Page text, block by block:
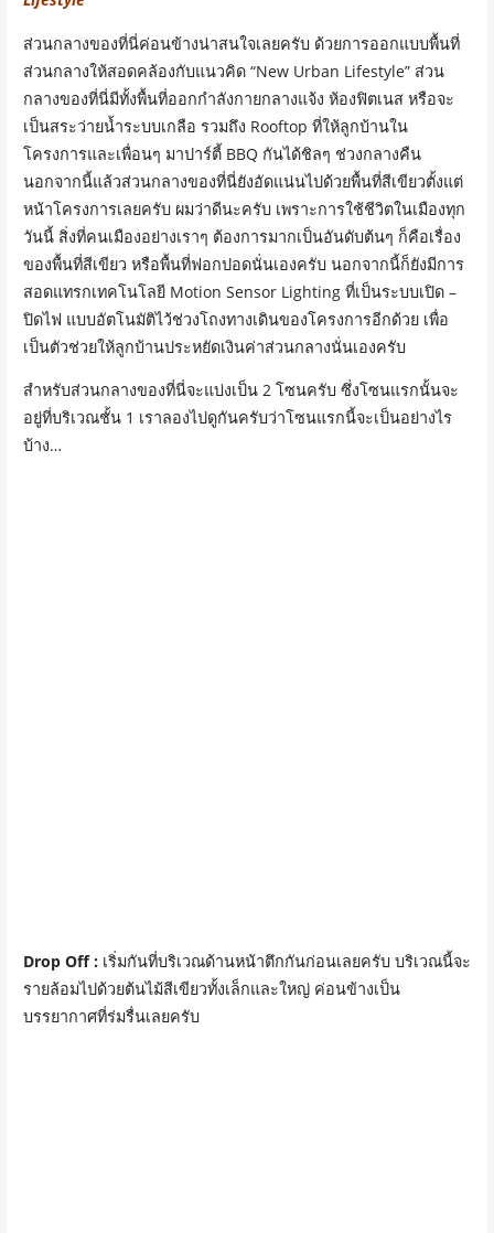
ส่วนกลางของที่นี่ค่อนข้างน่าสนใจเลยครับ ด้วยการออกแบบพื้นที่
ส่วนกลางให้สอดคล้องกับแนวคิด “New Urban Lifestyle” ส่วน
กลางของที่นี่มีทั้งพื้นที่ออกกำลังกายกลางแจ้ง ห้องฟิตเนส หรือจะ
เป็นสระว่ายน้ำระบบเกลือ รวมถึง Rooftop ที่ให้ลูกบ้านใน
โครงการและเพื่อนๆ มาปาร์ตี้ BBQ กันได้ชิลๆ ช่วงกลางคืน
นอกจากนี้แล้วส่วนกลางของที่นี่ยังอัดแน่นไปด้วยพื้นที่สีเขียวตั้งแต่
หน้าโครงการเลยครับ ผมว่าดีนะครับ เพราะการใช้ชีวิตในเมืองทุก
วันนี้ สิ่งที่คนเมืองอย่างเราๆ ต้องการมากเป็นอันดับต้นๆ ก็คือเรื่อง
ของพื้นที่สีเขียว หรือพื้นที่ฟอกปอดนั่นเองครับ นอกจากนี้ก็ยังมีการ
สอดแทรกเทคโนโลยี Motion Sensor Lighting ที่เป็นระบบเปิด –
ปิดไฟ แบบอัตโนมัติไว้ช่วงโถงทางเดินของโครงการอีกด้วย เพื่อ
เป็นตัวช่วยให้ลูกบ้านประหยัดเงินค่าส่วนกลางนั่นเองครับ
สำหรับส่วนกลางของที่นี่จะแบ่งเป็น 2 โซนครับ ซึ่งโซนแรกนั้นจะ
อยู่ที่บริเวณชั้น 1 เราลองไปดูกันครับว่าโซนแรกนี้จะเป็นอย่างไร
บ้าง…
Drop Off :เริ่มกันที่บริเวณด้านหน้าตึกกันก่อนเลยครับ บริเวณนี้จะ
รายล้อมไปด้วยต้นไม้สีเขียวทั้งเล็กและใหญ่ ค่อนข้างเป็น
บรรยากาศที่ร่มรื่นเลยครับ